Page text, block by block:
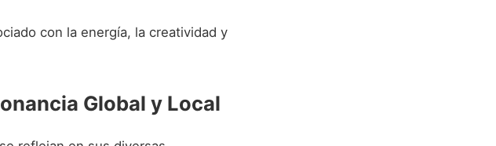
con la energía, la creatividad y
Global y Local